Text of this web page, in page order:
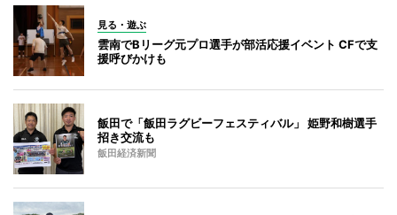
見る・遊ぶ
雲南でBリーグ元プロ選手が部活応援イベント CFで支
援呼びかけも
飯田で「飯田ラグビーフェスティバル」 姫野和樹選手
招き交流も
飯田経済新聞